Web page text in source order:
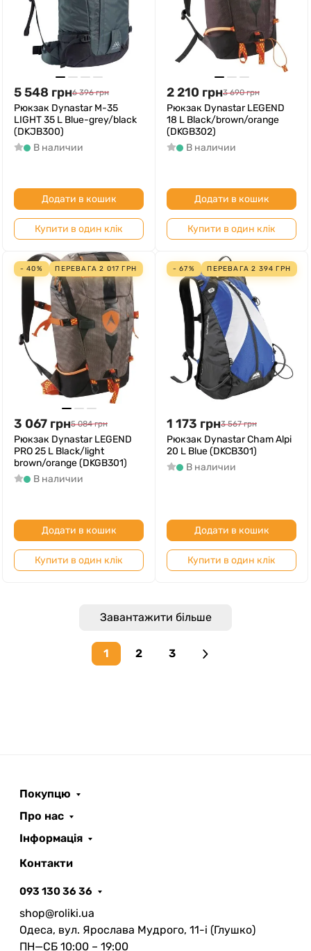
5 548 грн6 396 грн
Рюкзак Dynastar M-35
LIGHT 35 L Blue-grey/black
(DKJB300)
В наличии
Додати в кошик
Купити в один клік
2 210 грн3 690 грн
Рюкзак Dynastar LEGEND
18 L Black/brown/orange
(DKGB302)
В наличии
Додати в кошик
Купити в один клік
- 40% ПЕРЕВАГА2 017 ГРН
3 067 грн5 084 грн
Рюкзак Dynastar LEGEND
PRO 25 L Black/light
brown/orange (DKGB301)
В наличии
Додати в кошик
Купити в один клік
- 67% ПЕРЕВАГА2 394 ГРН
1 173 грн3 567 грн
Рюкзак Dynastar Cham Alpi
20 L Blue (DKCB301)
В наличии
Додати в кошик
Купити в один клік
Завантажити більше
1 2 3
Next page
Покупцю
Про нас
Інформація
Контакти
093 130 36 36
shop@roliki.ua
Одеса, вул. Ярослава Мудрого, 11-i (Глушко)
ПН—СБ 10:00 – 19:00